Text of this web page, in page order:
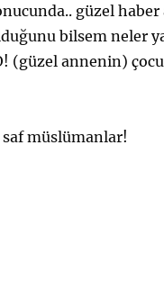
güzel
bilsem neler
(güzel annenin)
müslümanlar!